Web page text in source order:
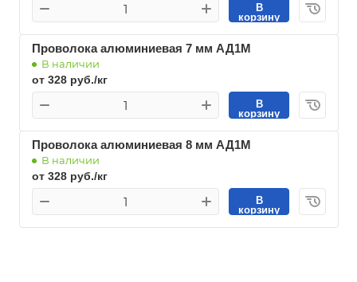
В
корзину
Проволока алюминиевая 7 мм АД1М
В наличии
от 328 руб./кг
В
корзину
Проволока алюминиевая 8 мм АД1М
В наличии
от 328 руб./кг
В
корзину